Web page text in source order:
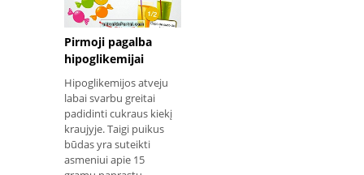
kvėpavimą leiskite jų
alkūnės ant kėdės
nugaros; Įsitikinkite,
kad žmogus turi tam
tikrą astmos vaistą ar
moliūgą ir duoda
vaistą; Greitai
skambinkite g
Pirmoji pagalba
hipoglikemijai
Hipoglikemijos atveju
labai svarbu greitai
padidinti cukraus kiekį
kraujyje. Taigi puikus
būdas yra suteikti
asmeniui apie 15